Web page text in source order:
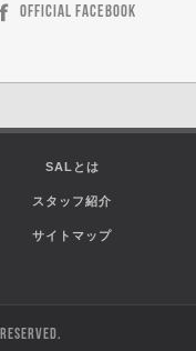
OFFICIAL FACEBOOK
SALとは
スタッフ紹介
サイトマップ